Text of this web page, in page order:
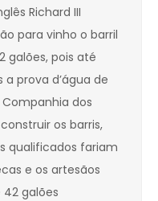
Richard III
para vinho o barril
galões, pois até
prova d’água de
dos
os barris,
qualificados fariam
e os artesãos
galões